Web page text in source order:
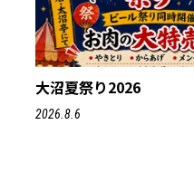
大沼夏祭り2026
2026.8.6